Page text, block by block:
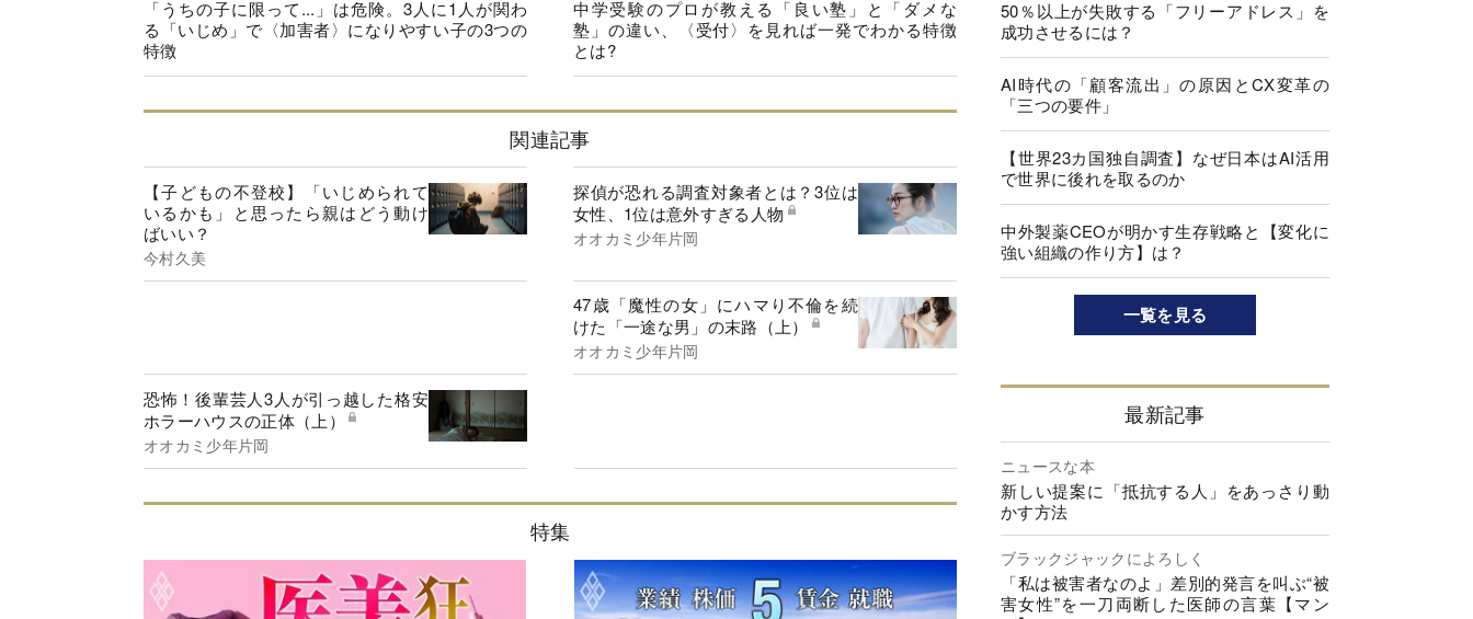
「うちの子に限って...」は危険。3人に1人が関わ
る「いじめ」で〈加害者〉になりやすい子の3つの
特徴
中学受験のプロが教える「良い塾」と「ダメな
塾」の違い、〈受付〉を見れば一発でわかる特徴
とは?
関連記事
【子どもの不登校】「いじめられて
いるかも」と思ったら親はどう動け
ばいい？
今村久美
探偵が恐れる調査対象者とは？3位は
女性、1位は意外すぎる人物
オオカミ少年片岡
47歳「魔性の女」にハマり不倫を続
けた「一途な男」の末路（上）
オオカミ少年片岡
恐怖！後輩芸人3人が引っ越した格安
ホラーハウスの正体（上）
オオカミ少年片岡
特集
50％以上が失敗する「フリーアドレス」を
成功させるには？
AI時代の「顧客流出」の原因とCX変革の
「三つの要件」
【世界23カ国独自調査】なぜ日本はAI活用
で世界に後れを取るのか
中外製薬CEOが明かす生存戦略と【変化に
強い組織の作り方】は？
一覧を見る
最新記事
ニュースな本
新しい提案に「抵抗する人」をあっさり動
かす方法
ブラックジャックによろしく
「私は被害者なのよ」差別的発言を叫ぶ“被
害女性”を一刀両断した医師の言葉【マン